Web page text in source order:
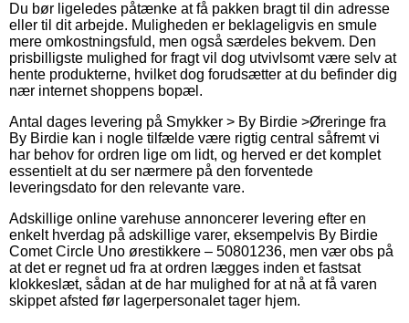
Du bør ligeledes påtænke at få pakken bragt til din adresse
eller til dit arbejde. Muligheden er beklageligvis en smule
mere omkostningsfuld, men også særdeles bekvem. Den
prisbilligste mulighed for fragt vil dog utvivlsomt være selv at
hente produkterne, hvilket dog forudsætter at du befinder dig
nær internet shoppens bopæl.
Antal dages levering på Smykker > By Birdie >Øreringe fra
By Birdie kan i nogle tilfælde være rigtig central såfremt vi
har behov for ordren lige om lidt, og herved er det komplet
essentielt at du ser nærmere på den forventede
leveringsdato for den relevante vare.
Adskillige online varehuse annoncerer levering efter en
enkelt hverdag på adskillige varer, eksempelvis By Birdie
Comet Circle Uno ørestikkere – 50801236, men vær obs på
at det er regnet ud fra at ordren lægges inden et fastsat
klokkeslæt, sådan at de har mulighed for at nå at få varen
skippet afsted før lagerpersonalet tager hjem.